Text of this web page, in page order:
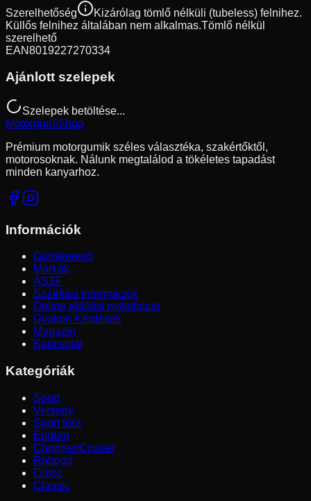
Szerelhetőség
Kizárólag tömlő nélküli (tubeless) felnihez.
Küllős felnihez általában nem alkalmas.Tömlő nélkül
szerelhető
EAN8019227270334
Ajánlott szelepek
Szelepek betöltése...
MotorgumiShop
Prémium motorgumik széles választéka, szakértőktől,
motorosoknak. Nálunk megtalálod a tökéletes tapadást
minden kanyarhoz.
Információk
Gumikereső
Márkák
ÁSZF
Szállítási Információk
Online elállási nyilatkozat
Gyakori Kérdések
Magazin
Kapcsolat
Kategóriák
Sport
Verseny
Sport túra
Enduro
Chopper/Cruiser
Robogó
Cross
Classic